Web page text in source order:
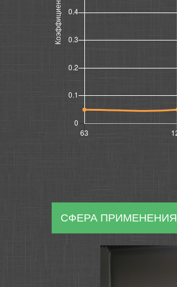
СФЕРА ПРИМЕНЕНИЯ